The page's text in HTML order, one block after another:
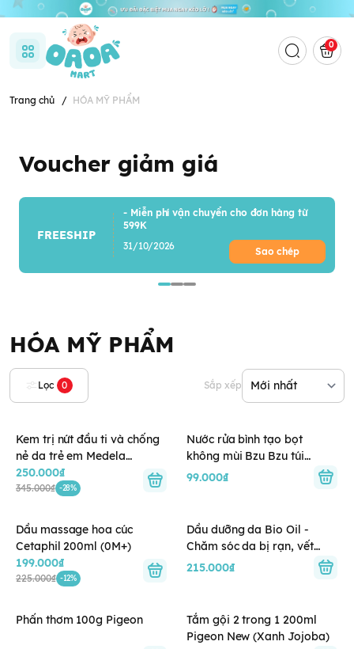
0
Trang chủ / HÓA MỸ PHẨM
Voucher giảm giá
FREESHIP
- Miễn phí vận chuyển cho đơn hàng từ
599K
31/10/2026
Sao chép
HÓA MỸ PHẨM
Lọc 0 Sắp xếp
Kem trị nứt đầu ti và chống
nẻ da trẻ em Medela
Purelan 7gram
250.000₫
345.000₫ -28%
Nước rửa bình tạo bọt
không mùi Bzu Bzu túi
400ml
99.000₫
Dầu massage hoa cúc
Cetaphil 200ml (0M+)
199.000₫
225.000₫ -12%
Dầu dưỡng da Bio Oil -
Chăm sóc da bị rạn, vết
sẹo, không đều màu (60ml)
215.000₫
Phấn thơm 100g Pigeon
Tắm gội 2 trong 1 200ml
Pigeon New (Xanh Jojoba)